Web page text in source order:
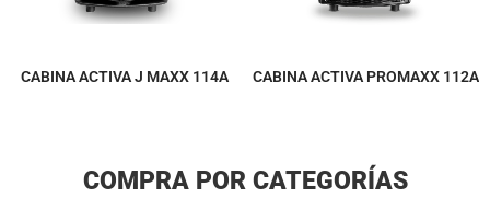
CABINA ACTIVA J MAXX 114A CABINA ACTIVA PROMAXX 112A
COMPRA POR CATEGORÍAS